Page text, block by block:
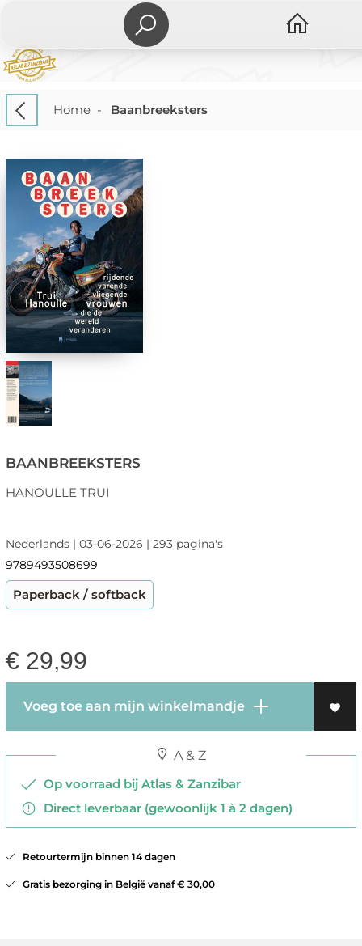
Home- Baanbreeksters
BAANBREEKSTERS
HANOULLE TRUI
Nederlands | 03-06-2026 | 293 pagina's
9789493508699
Paperback / softback
€ 29,99
Voeg toe aan mijn winkelmandje
A & Z
Op voorraad bij Atlas & Zanzibar
Direct leverbaar (gewoonlijk 1 à 2 dagen)
Retourtermijn binnen 14 dagen
Gratis bezorging in België vanaf € 30,00